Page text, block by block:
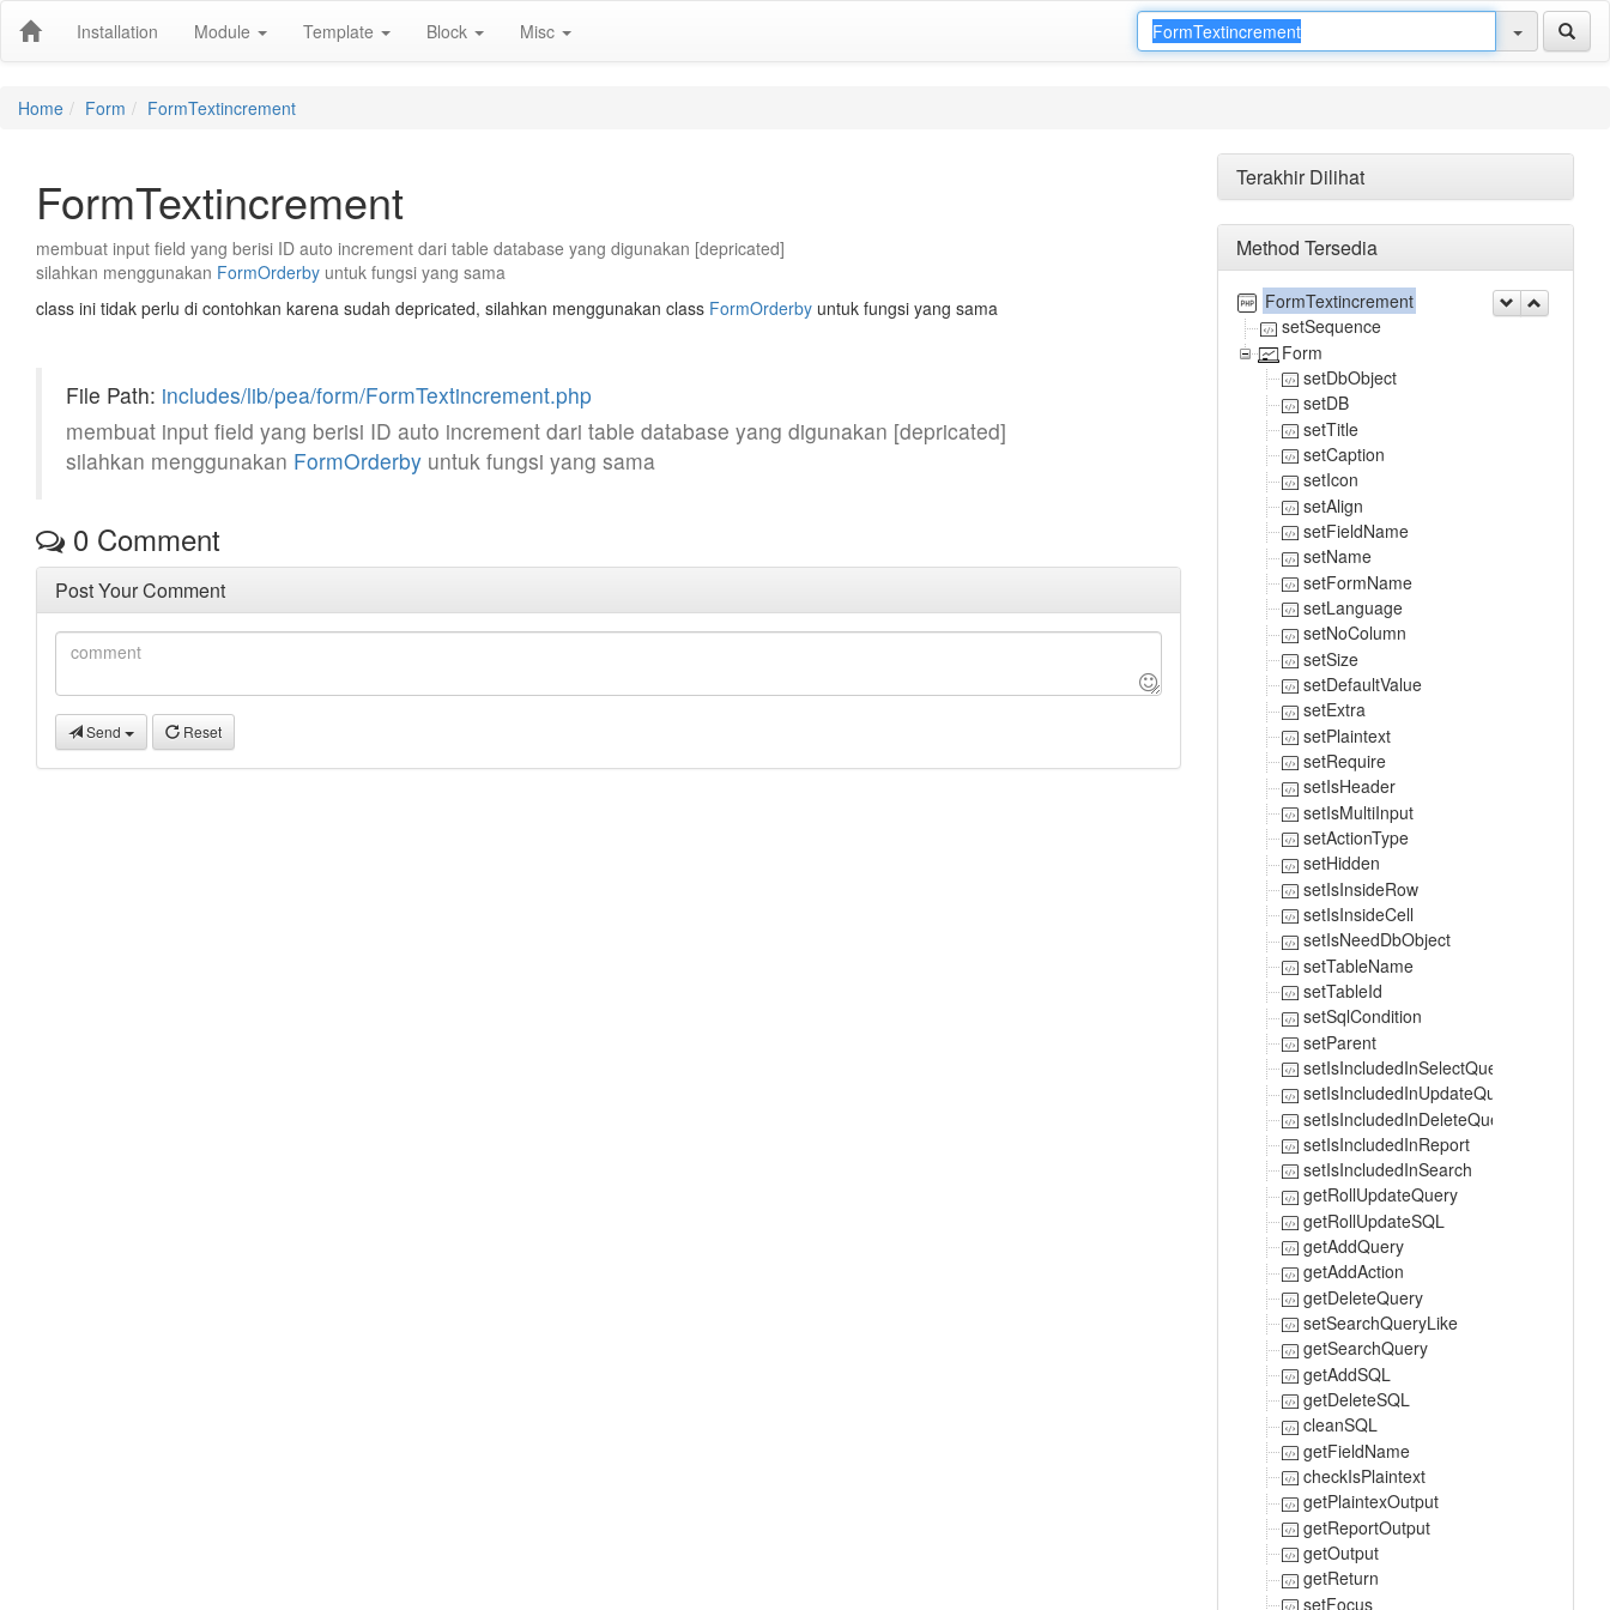
Installation Module Template Block Misc
Home Form FormTextincrement
FormTextincrement
membuat input field yang berisi ID auto increment dari table database yang digunakan [depricated]
silahkan menggunakan FormOrderby untuk fungsi yang sama
class ini tidak perlu di contohkan karena sudah depricated, silahkan menggunakan class FormOrderby untuk fungsi yang sama
File Path: includes/lib/pea/form/FormTextincrement.php
membuat input field yang berisi ID auto increment dari table database yang digunakan [depricated]
silahkan menggunakan FormOrderby untuk fungsi yang sama
0 Comment
Post Your Comment
Send Reset
Terakhir Dilihat
Method Tersedia
FormTextincrement
setSequence
Form
setDbObject
setDB
setTitle
setCaption
setIcon
setAlign
setFieldName
setName
setFormName
setLanguage
setNoColumn
setSize
setDefaultValue
setExtra
setPlaintext
setRequire
setIsHeader
setIsMultiInput
setActionType
setHidden
setIsInsideRow
setIsInsideCell
setIsNeedDbObject
setTableName
setTableId
setSqlCondition
setParent
setIsIncludedInSelectQuery
setIsIncludedInUpdateQuery
setIsIncludedInDeleteQuery
setIsIncludedInReport
setIsIncludedInSearch
getRollUpdateQuery
getRollUpdateSQL
getAddQuery
getAddAction
getDeleteQuery
setSearchQueryLike
getSearchQuery
getAddSQL
getDeleteSQL
cleanSQL
getFieldName
checkIsPlaintext
getPlaintexOutput
getReportOutput
getOutput
getReturn
setFocus